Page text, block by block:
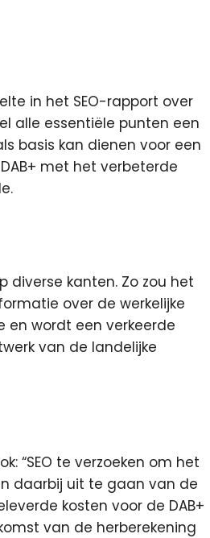
in het SEO-rapport over
alle essentiële punten een
basis kan dienen voor een
met het verbeterde
kanten. Zo zou het
over de werkelijke
en wordt een verkeerde
van de landelijke
“SEO te verzoeken om het
daarbij uit te gaan van de
kosten voor de DAB+
van de herberekening